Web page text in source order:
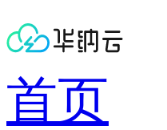
首页